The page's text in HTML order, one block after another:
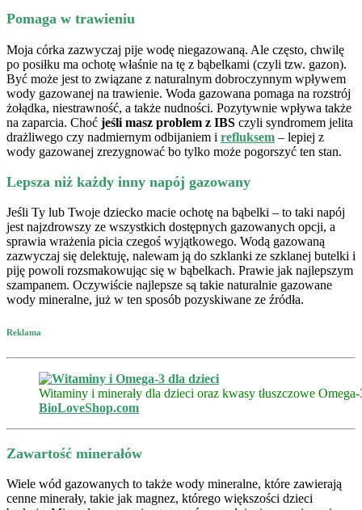
Pomaga w trawieniu
Moja córka zazwyczaj pije wodę niegazowaną. Ale często, chwilę
po posiłku ma ochotę właśnie na tę z bąbelkami (czyli tzw. gazon).
Być może jest to związane z naturalnym dobroczynnym wpływem
wody gazowanej na trawienie. Woda gazowana pomaga na rozstrój
żołądka, niestrawność, a także nudności. Pozytywnie wpływa także
na zaparcia. Choć jeśli masz problem z IBS czyli syndromem jelita
drażliwego czy nadmiernym odbijaniem i refluksem – lepiej z
wody gazowanej zrezygnować bo tylko może pogorszyć ten stan.
Lepsza niż każdy inny napój gazowany
Jeśli Ty lub Twoje dziecko macie ochotę na bąbelki – to taki napój
jest najzdrowszy ze wszystkich dostępnych gazowanych opcji, a
sprawia wrażenia picia czegoś wyjątkowego. Wodą gazowaną
zazwyczaj się delektuję, nalewam ją do szklanki ze szklanej butelki i
piję powoli rozsmakowując się w bąbelkach. Prawie jak najlepszym
szampanem. Oczywiście najlepsze są takie naturalnie gazowane
wody mineralne, już w ten sposób pozyskiwane ze źródła.
Reklama
Witaminy i minerały dla dzieci oraz kwasy tłuszczowe
BioLoveShop.com
Zawartość minerałów
Wiele wód gazowanych to także wody mineralne, które zawierają
cenne minerały, takie jak magnez, którego większości dzieci